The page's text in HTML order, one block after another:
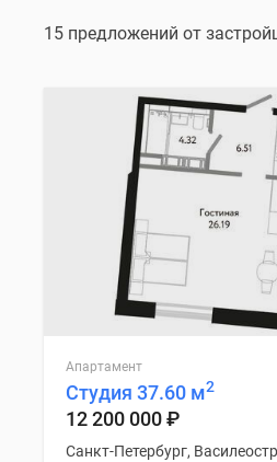
15 предложений от
Апартамент
Студия 37.60 м2
12 200 000₽
Санкт-Петербург,